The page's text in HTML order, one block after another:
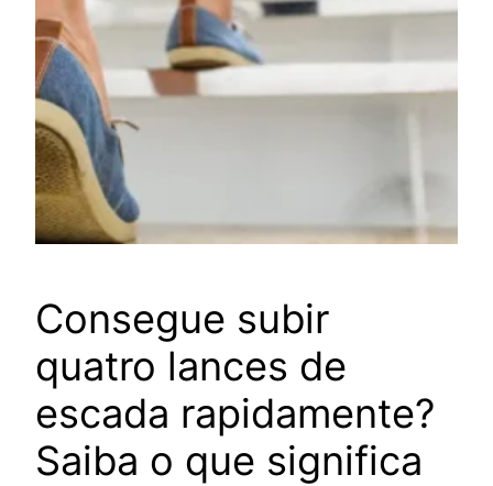
Consegue subir
quatro lances de
escada rapidamente?
Saiba o que significa